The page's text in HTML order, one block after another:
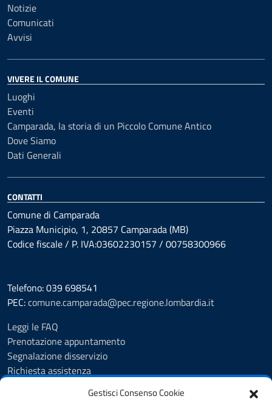
Gestisci Consenso Cookie
Notizie
Comunicati
Avvisi
VIVERE IL COMUNE
Luoghi
Eventi
Camparada, la storia di un Piccolo Comune Antico
Dove Siamo
Dati Generali
CONTATTI
Comune di Camparada
Piazza Municipio, 1, 20857 Camparada (MB)
Codice fiscale / P. IVA:03602230157 / 00758300966
Telefono: 039 698541
PEC:comune.camparada@pec.regione.lombardia.it
Leggi le FAQ
Prenotazione appuntamento
Segnalazione disservizio
Richiesta assistenza
Amministrazione trasparente